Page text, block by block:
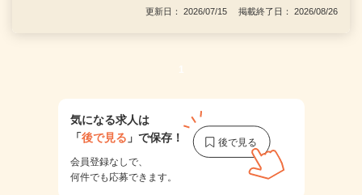
更新日： 2026/07/15 掲載終了日： 2026/08/26
1
気になる求人は
「後で見る 」で保存！
会員登録なしで、
何件でも応募できます。